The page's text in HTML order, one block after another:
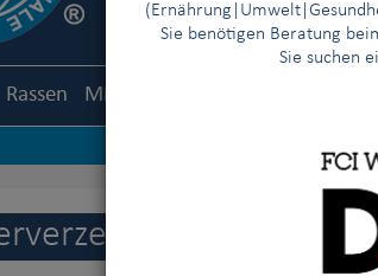
Sie benötigen Beratung
Sie suchen
Rassen Mitglieder